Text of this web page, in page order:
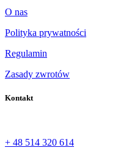
O nas
Polityka prywatności
Regulamin
Zasady zwrotów
Kontakt
+ 48 514 320 614